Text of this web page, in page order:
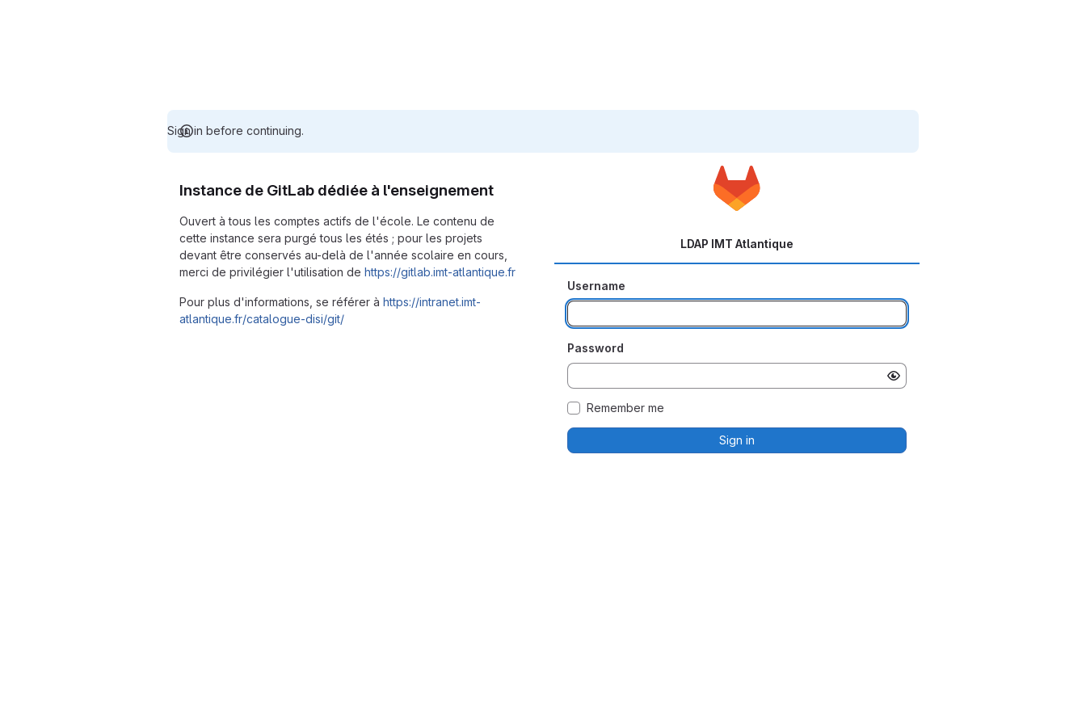
Sign in before continuing.
Instance de GitLab dédiée à l'enseignement
Ouvert à tous les comptes actifs de l'école. Le contenu de
cette instance sera purgé tous les étés ; pour les projets
devant être conservés au-delà de l'année scolaire en cours,
merci de privilégier l'utilisation de https://gitlab.imt-atlantique.fr
Pour plus d'informations, se référer à https://intranet.imt-
atlantique.fr/catalogue-disi/git/
LDAP IMT Atlantique
Username
Password
Remember me
Sign in